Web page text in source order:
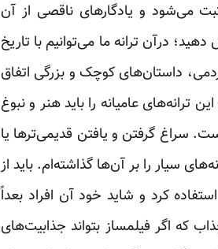
‏می‌شود و یادگارهای ناقصی از آن
درآن ترانه ما می‌توانیم با تاریخ
داستان‌های کوچک و بزرگی اتفاق
ترانه‌های عامیانه را باید هنر و نبوغ
سراغ گرفتن و یافتن قدیمی‌ترها یا
سیار را بر آن‌ها گذاشته‌ام. باید از
کرد و شاید خود آن افراد بعداً
که اگر فیلمساز بتواند ‏جذابیت‌های